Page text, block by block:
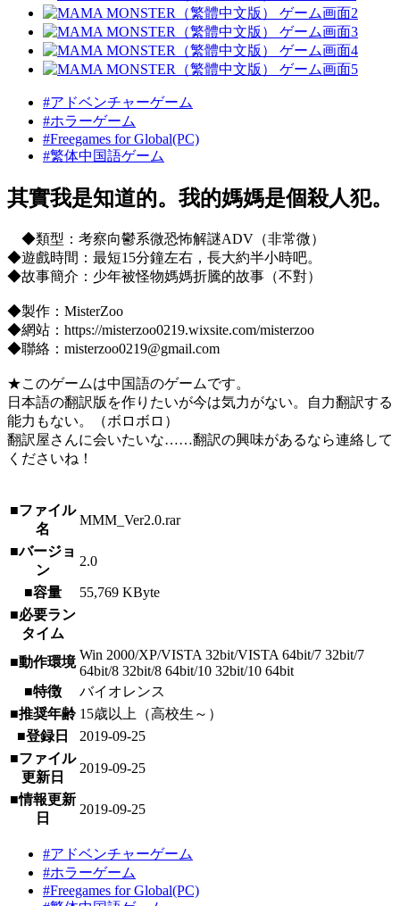
#アドベンチャーゲーム
#ホラーゲーム
#Freegames for Global(PC)
#繁体中国語ゲーム
其實我是知道的。我的媽媽是個殺人犯。
◆類型：考察向鬱系微恐怖解謎ADV（非常微）
◆遊戲時間：最短15分鐘左右，長大約半小時吧。
◆故事簡介：少年被怪物媽媽折騰的故事（不對）
◆製作：MisterZoo
◆網站：https://misterzoo0219.wixsite.com/misterzoo
◆聯絡：misterzoo0219@gmail.com
★このゲームは中国語のゲームです。
日本語の翻訳版を作りたいが今は気力がない。自力翻訳する
能力もない。（ボロボロ）
翻訳屋さんに会いたいな……翻訳の興味があるなら連絡して
くださいね！
■ファイル
名
MMM_Ver2.0.rar
■バージョ
ン
2.0
■容量
55,769 KByte
■必要ラン
タイム
■動作環境 Win 2000/XP/VISTA 32bit/VISTA 64bit/7 32bit/7
64bit/8 32bit/8 64bit/10 32bit/10 64bit
■特徴
バイオレンス
■推奨年齢 15歳以上（高校生～）
■登録日
2019-09-25
■ファイル
更新日
2019-09-25
■情報更新
日
2019-09-25
#アドベンチャーゲーム
#ホラーゲーム
#Freegames for Global(PC)